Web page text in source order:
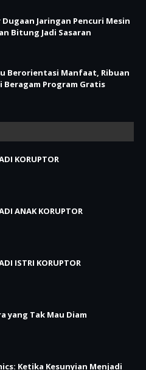
Jaringan Pencuri Mesin
Bitung Jadi Sasaran
Berorientasi Manfaat, Ribuan
Beragam Program Gratis
KORUPTOR
ANAK KORUPTOR
ISTRI KORUPTOR
yang Tak Mau Diam
Ketika Kesunyian Menjadi